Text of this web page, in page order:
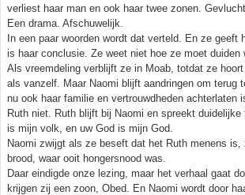
verliest haar man en ook haar twee zonen.
Een drama. Afschuwelijk.
In een paar woorden wordt dat verteld. En ze
is haar conclusie. Ze weet niet hoe ze moet
Als vreemdeling verblijft ze in Moab, totdat ze
als vanzelf. Maar Naomi blijft aandringen om terug
nu ook haar familie en vertrouwdheden achterlaten
Ruth niet. Ruth blijft bij Naomi en spreekt
is mijn volk, en uw God is mijn God.
Naomi zwijgt als ze beseft dat het Ruth menens
brood, waar ooit hongersnood was.
Daar eindigde onze lezing, maar het verhaal gaat
krijgen zij een zoon, Obed. En Naomi wordt door